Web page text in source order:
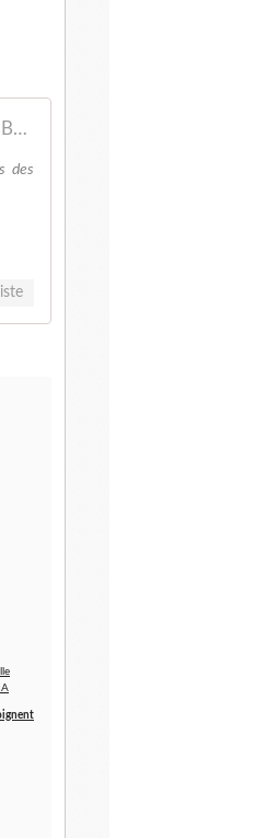
Paroles Résiste par Michel Berger - Paroles.net (clip, musique, traduction)
des